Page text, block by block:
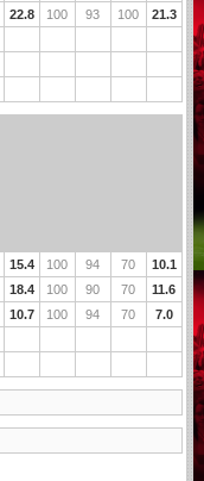
22.8 100 93 100 21.3
15.4 100 94 70
10.1
18.4 100 90 70
11.6
10.7 100 94 70 7.0